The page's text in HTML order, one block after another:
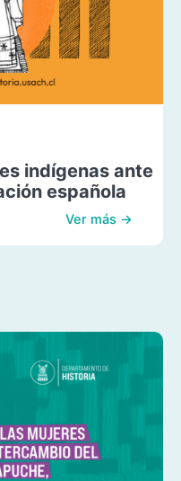
indígenas ante
española
Ver más →